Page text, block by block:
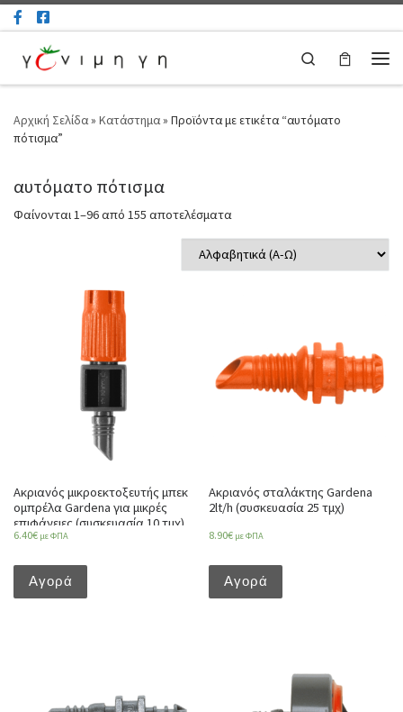
Μετάβαση στο περιεχόμενο
Search
Αρχική Σελίδα» Κατάστημα» Προϊόντα με ετικέτα “αυτόματο
πότισμα”
αυτόματο πότισμα
Φαίνονται 1–96 από 155 αποτελέσματα
Ακριανός μικροεκτοξευτής μπεκ
ομπρέλα Gardena για μικρές
επιφάνειες (συσκευασία 10 τμχ)
6.40€ με ΦΠΑ
Αγορά
Ακριανός σταλάκτης Gardena
2lt/h (συσκευασία 25 τμχ)
8.90€ με ΦΠΑ
Αγορά